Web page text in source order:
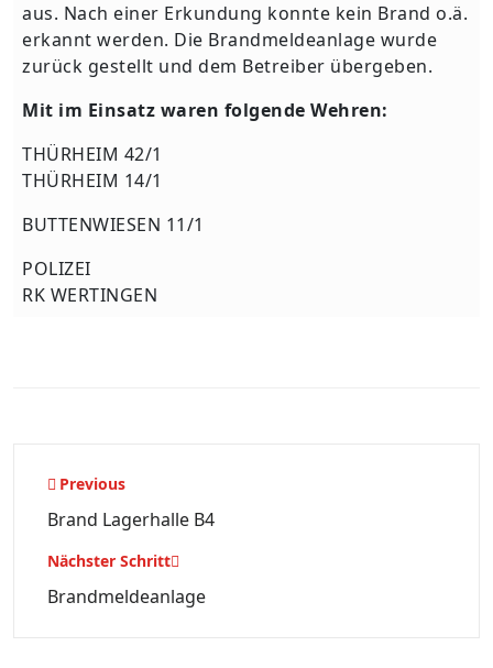
aus. Nach einer Erkundung konnte kein Brand o.ä.
erkannt werden. Die Brandmeldeanlage wurde
zurück gestellt und dem Betreiber übergeben.
Mit im Einsatz waren folgende Wehren:
THÜRHEIM 42/1
THÜRHEIM 14/1
BUTTENWIESEN 11/1
POLIZEI
RK WERTINGEN
Beitragsnavigation
Previous
Brand Lagerhalle B4
Nächster Schritt
Brandmeldeanlage